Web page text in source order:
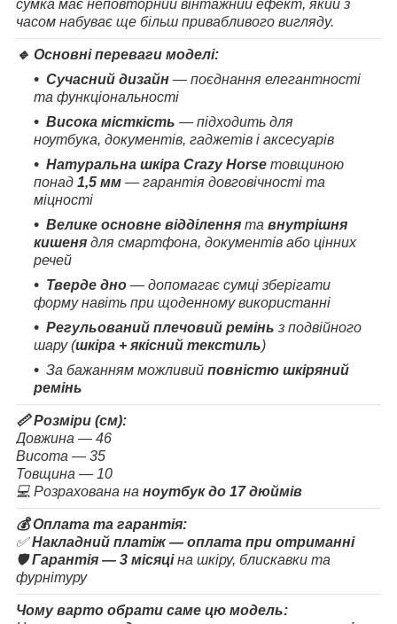
сумка має неповторний вінтажний ефект, який з
часом набуває ще більш привабливого вигляду.
🔹 Основні переваги моделі:
Сучасний дизайн — поєднання елегантності
та функціональності
Висока місткість — підходить для
ноутбука, документів, гаджетів і аксесуарів
Натуральна шкіра Crazy Horse товщиною
понад 1,5 мм — гарантія довговічності та
міцності
Велике основне відділення та внутрішня
кишеня для смартфона, документів або цінних
речей
Тверде дно — допомагає сумці зберігати
форму навіть при щоденному використанні
Регульований плечовий ремінь з подвійного
шару (шкіра + якісний текстиль)
За бажанням можливий повністю шкіряний
ремінь
📏 Розміри (см):
Довжина — 46
Висота — 35
Товщина — 10
💻 Розрахована на ноутбук до 17 дюймів
💰 Оплата та гарантія:
✅Накладний платіж — оплата при отриманні
🛡️Гарантія — 3 місяціна шкіру, блискавки та
фурнітуру
Чому варто обрати саме цю модель: